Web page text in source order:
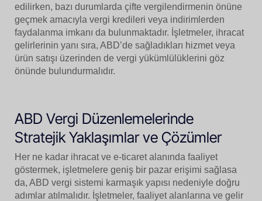
edilirken, bazı durumlarda çifte vergilendirmenin önüne
geçmek amacıyla vergi kredileri veya indirimlerden
faydalanma imkanı da bulunmaktadır. İşletmeler, ihracat
gelirlerinin yanı sıra, ABD’de sağladıkları hizmet veya
ürün satışı üzerinden de vergi yükümlülüklerini göz
önünde bulundurmalıdır.
ABD Vergi Düzenlemelerinde
Stratejik Yaklaşımlar ve Çözümler
Her ne kadar ihracat ve e-ticaret alanında faaliyet
göstermek, işletmelere geniş bir pazar erişimi sağlasa
da, ABD vergi sistemi karmaşık yapısı nedeniyle doğru
adımlar atılmalıdır. İşletmeler, faaliyet alanlarına ve gelir